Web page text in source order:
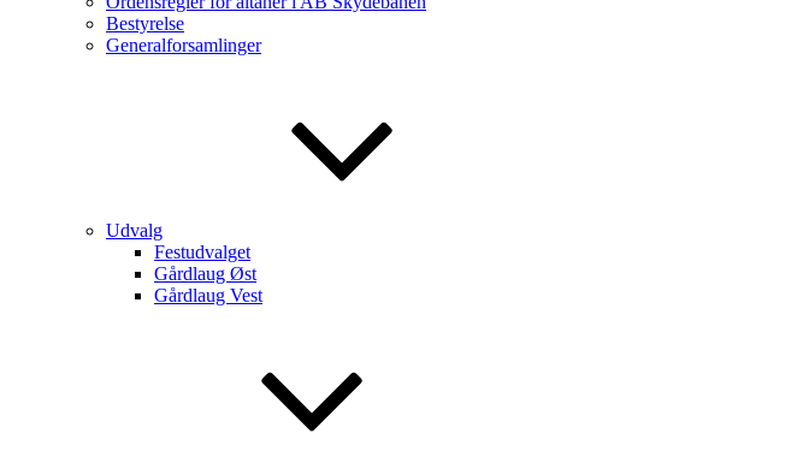
Bestyrelse
Generalforsamlinger
Udvalg
Festudvalget
Gårdlaug Øst
Gårdlaug Vest